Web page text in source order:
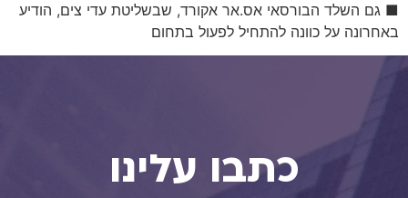
■ גם השלד הבורסאי אס.אר אקורד, שבשליטת עדי צים, הודיע
באחרונה על כוונה להתחיל לפעול בתחום
כתבו עלינו